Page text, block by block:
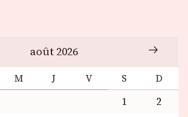
août 2026
M J V S D
1
2